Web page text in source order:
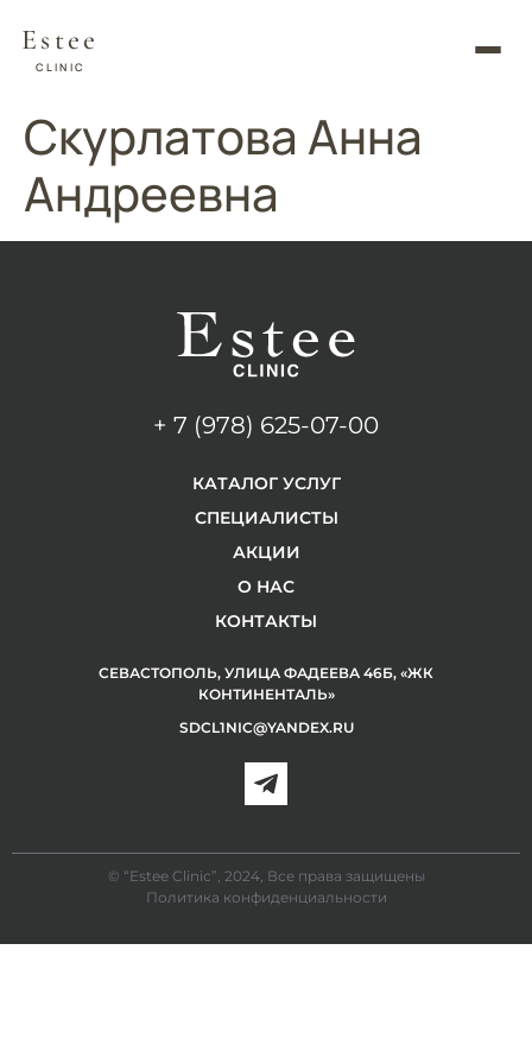
Estee
CLINIC
Скурлатова Анна
Андреевна
КАТАЛОГ УСЛУГ
СПЕЦИАЛИСТЫ
АКЦИИ
О НАС
КОНТАКТЫ
+ 7 (978) 625-07-00
СЕВАСТОПОЛЬ, УЛИЦА ФАДЕЕВА 46Б, «ЖК
КОНТИНЕНТАЛЬ»
SDCL1NIC@YANDEX.RU
© “Estee Clinic”, 2024, Все права защищены
Политика конфиденциальности